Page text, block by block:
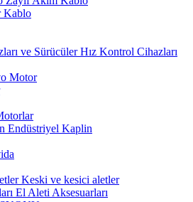
Kablo
Hız Kontrol Cihazları
Motor
Endüstriyel Kaplin
Keski ve kesici aletler
El Aleti Aksesuarları